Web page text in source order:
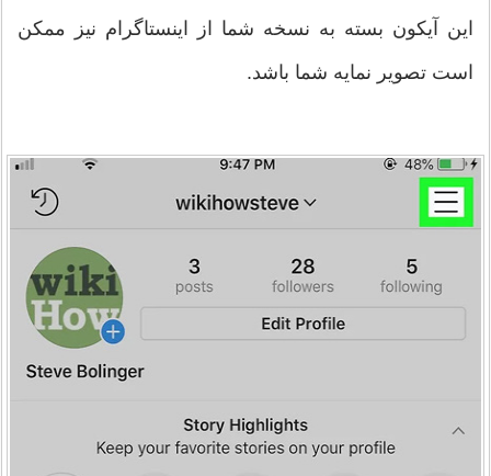
این آیکون بسته به نسخه شما از اینستاگرام نیز ممکن
است تصویر نمایه شما باشد.